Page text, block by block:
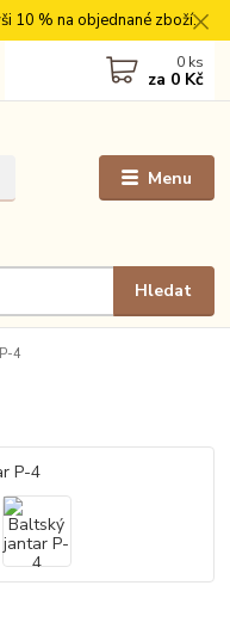
10 % na objednané zboží.
Menu
Hledat
0 ks
za 0 Kč
4